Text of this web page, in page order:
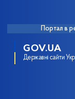
Портал в
GOV.UA
Державні сайти